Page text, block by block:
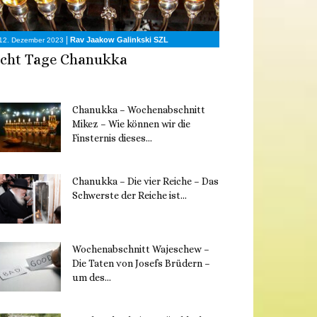
Dezember 2023 | Rav Jaakow Galinkski SZL
Tage Chanukka
Chanukka – Wochenabschnitt
Mikez – Wie können wir die
Finsternis dieses...
Chanukka – Die vier Reiche – Das
Schwerste der Reiche ist...
Wochenabschnitt Wajeschew –
Die Taten von Josefs Brüdern –
um des...